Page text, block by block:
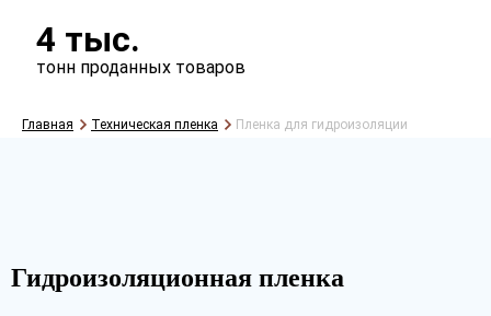
4 тыс.
тонн проданных товаров
Главная Техническая пленка Пленка для гидроизоляции
Гидроизоляционная пленка